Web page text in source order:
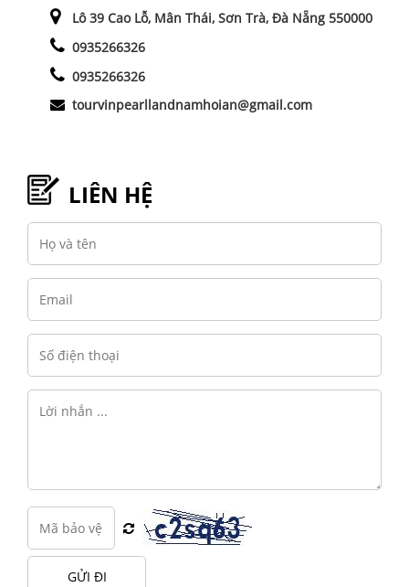
Lô 39 Cao Lỗ, Mân Thái, Sơn Trà, Đà Nẵng 550000
0935266326
0935266326
tourvinpearllandnamhoian@gmail.com
LIÊN HỆ